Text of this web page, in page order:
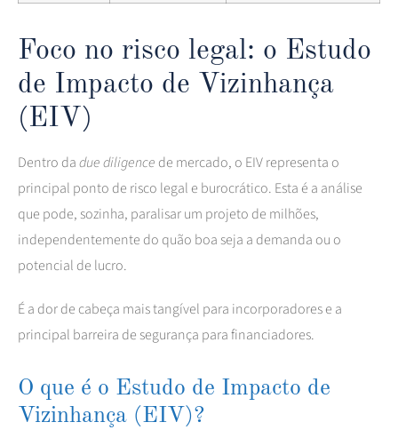
Foco no risco legal: o Estudo
de Impacto de Vizinhança
(EIV)
Dentro dadue diligence de mercado, o EIV representa o
principal ponto de risco legal e burocrático. Esta é a análise
que pode, sozinha, paralisar um projeto de milhões,
independentemente do quão boa seja a demanda ou o
potencial de lucro.
É a dor de cabeça mais tangível para incorporadores e a
principal barreira de segurança para financiadores.
O que é o Estudo de Impacto de
Vizinhança (EIV)?